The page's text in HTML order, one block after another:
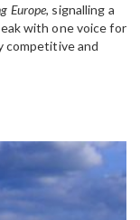
Europe, signalling a
with one voice for
competitive and